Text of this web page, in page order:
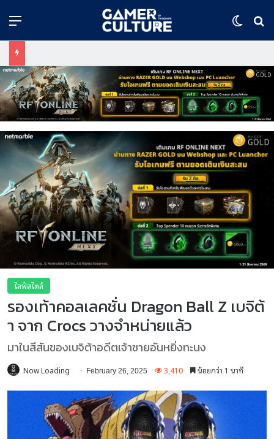
Menu
ไลฟ์สไตล์
รองเท้าคอลเลคชั่น Dragon Ball Z เบจิต้
า จาก Crocs วางจำหน่ายแล้ว
มาในสีสันของเบจิต้าอดีตเจ้าชายอันหยิ่งทะนง
Now Loading February 26, 2025 3,410 น้อยกว่า 1 นาที